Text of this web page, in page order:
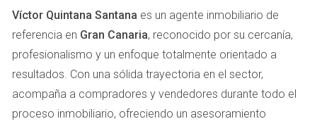
La valoración de una casa no es un proceso arbitrario; hay
varios factores clave que juegan un papel fundamental en
determinar su valor real. A continuación, analizaremos
algunos de los más importantes.
Ubicación
Víctor Quintana Santana es un agente inmobiliario de
referencia en Gran Canaria, reconocido por su cercanía,
profesionalismo y un enfoque totalmente orientado a
resultados. Con una sólida trayectoria en el sector,
acompaña a compradores y vendedores durante todo el
proceso inmobiliario, ofreciendo un asesoramiento